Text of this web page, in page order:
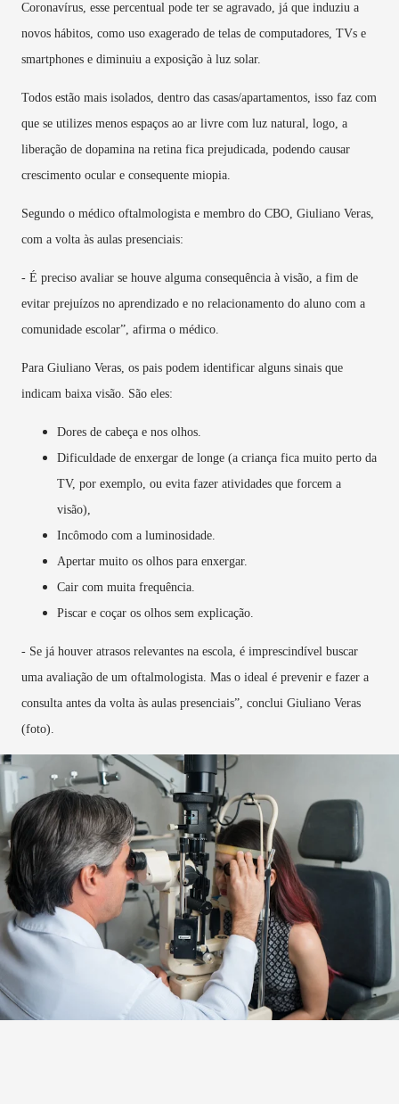
Coronavírus, esse percentual pode ter se agravado, já que induziu a
novos hábitos, como uso exagerado de telas de computadores, TVs e
smartphones e diminuiu a exposição à luz solar.
Todos estão mais isolados, dentro das casas/apartamentos, isso faz com
que se utilizes menos espaços ao ar livre com luz natural, logo, a
liberação de dopamina na retina fica prejudicada, podendo causar
crescimento ocular e consequente miopia.
Segundo o médico oftalmologista e membro do CBO, Giuliano Veras,
com a volta às aulas presenciais:
- É preciso avaliar se houve alguma consequência à visão, a fim de
evitar prejuízos no aprendizado e no relacionamento do aluno com a
comunidade escolar”, afirma o médico.
Para Giuliano Veras, os pais podem identificar alguns sinais que
indicam baixa visão. São eles:
Dores de cabeça e nos olhos.
Dificuldade de enxergar de longe (a criança fica muito perto da
TV, por exemplo, ou evita fazer atividades que forcem a
visão),
Incômodo com a luminosidade.
Apertar muito os olhos para enxergar.
Cair com muita frequência.
Piscar e coçar os olhos sem explicação.
- Se já houver atrasos relevantes na escola, é imprescindível buscar
uma avaliação de um oftalmologista. Mas o ideal é prevenir e fazer a
consulta antes da volta às aulas presenciais”, conclui Giuliano Veras
(foto).